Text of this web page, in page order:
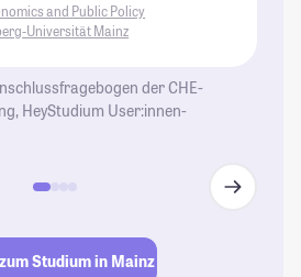
and Public Policy
Universität Mainz
der CHE-
HeyStudium User:innen-
Studium in Mainz